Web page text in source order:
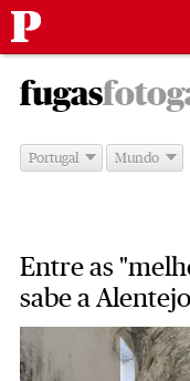
parafugas
Portugal Mundo
Entre as
sabe a Alentejo